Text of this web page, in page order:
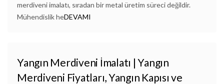
merdiveni imalatı, sıradan bir metal üretim süreci değildir.
Mühendislik heDEVAMI
Yangın Merdiveni İmalatı | Yangın
Merdiveni Fiyatları, Yangın Kapısı ve